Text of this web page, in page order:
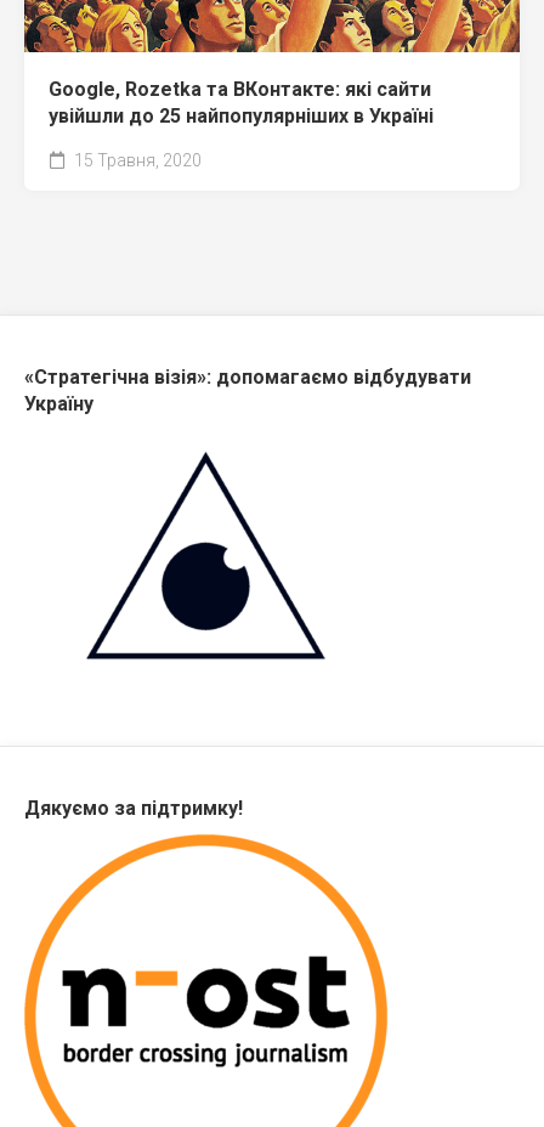
Google, Rozetka та ВКонтакте: які сайти
увійшли до 25 найпопулярніших в Україні
15 Травня, 2020
«Стратегічна візія»: допомагаємо відбудувати
Україну
Дякуємо за підтримку!